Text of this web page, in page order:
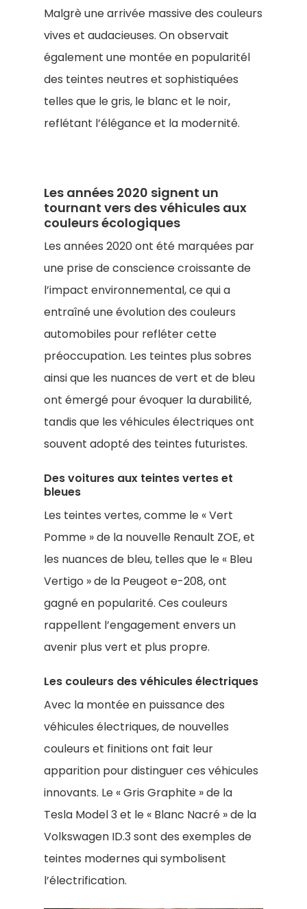
Malgrè une arrivée massive des couleurs
vives et audacieuses. On observait
également une montée en popularitél
des teintes neutres et sophistiquées
telles que le gris, le blanc et le noir,
reflétant l’élégance et la modernité.
Les années 2020 signent un
tournant vers des véhicules aux
couleurs écologiques
Les années 2020 ont été marquées par
une prise de conscience croissante de
l’impact environnemental, ce qui a
entraîné une évolution des couleurs
automobiles pour refléter cette
préoccupation. Les teintes plus sobres
ainsi que les nuances de vert et de bleu
ont émergé pour évoquer la durabilité,
tandis que les véhicules électriques ont
souvent adopté des teintes futuristes.
Des voitures aux teintes vertes et
bleues
Les teintes vertes, comme le « Vert
Pomme » de la nouvelle Renault ZOE, et
les nuances de bleu, telles que le « Bleu
Vertigo » de la Peugeot e-208, ont
gagné en popularité. Ces couleurs
rappellent l’engagement envers un
avenir plus vert et plus propre.
Les couleurs des véhicules électriques
Avec la montée en puissance des
véhicules électriques, de nouvelles
couleurs et finitions ont fait leur
apparition pour distinguer ces véhicules
innovants. Le « Gris Graphite » de la
Tesla Model 3 et le « Blanc Nacré » de la
Volkswagen ID.3 sont des exemples de
teintes modernes qui symbolisent
l’électrification.